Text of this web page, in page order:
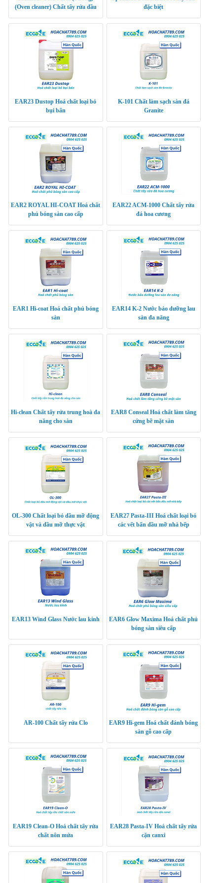
(Oven cleaner) Chất tẩy rửa dầu
(lò v
đặc biệt
EAR23 Dustop Hoá chất loại bỏ
bụi bẩn
K-101 Chất làm sạch sàn đá
Granite
EAR2 ROYAL HI-COAT Hoá chất
phủ bóng sàn cao cấp
EAR22 ACM-1000 Chất tẩy rửa
đá hoa cương
EAR1 Hi-coat Hoá chất phủ bóng
sàn
EAR14 K-2 Nước bảo dưỡng lau
sàn đa năng
Hi-clean Chất tẩy rửa trung hoà đa
năng cho sàn
EAR8 Conseal Hoá chất làm tăng
cứng bề mặt sàn
OL-300 Chất loại bỏ dầu mỡ động
vật và dầu mỡ thực vật
EAR27 Pasta-III Hoá chất loại bỏ
các vết bẩn dầu mỡ nhà bếp
EAR13 Wind Glass Nước lau kính
EAR6 Glow Maxima Hoá chất phủ
bóng sàn siêu cấp
AR-100 Chất tẩy rửa Clo
EAR9 Hi-gem Hoá chất đánh bóng
sàn gỗ cao cấp
EAR19 Clean-O Hoá chất tẩy rửa
chất nôn mửa
EAR28 Pasta-IV Hoá chất tẩy rửa
cặn canxi